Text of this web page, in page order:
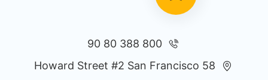
800 388 80 90
58 Howard Street #2 San Francisco